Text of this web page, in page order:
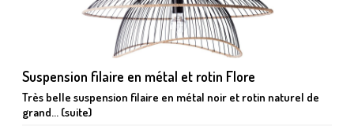
Suspension filaire en métal et rotin Flore
Très belle suspension filaire en métal noir et rotin naturel de
grand... (suite)